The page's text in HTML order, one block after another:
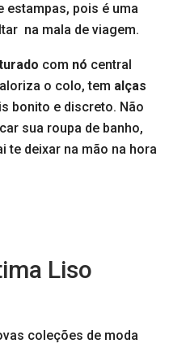
estampas, pois é uma
na mala de viagem.
com nó central
o colo, tem alças
bonito e discreto. Não
sua roupa de banho,
te deixar na mão na hora
Liso
coleções de moda